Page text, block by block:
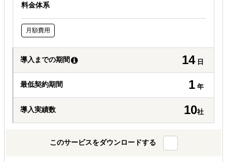
料金体系
月額費用
導入までの期間 14日
最低契約期間 1 年
導入実績数 10社
このサービスをダウンロードする